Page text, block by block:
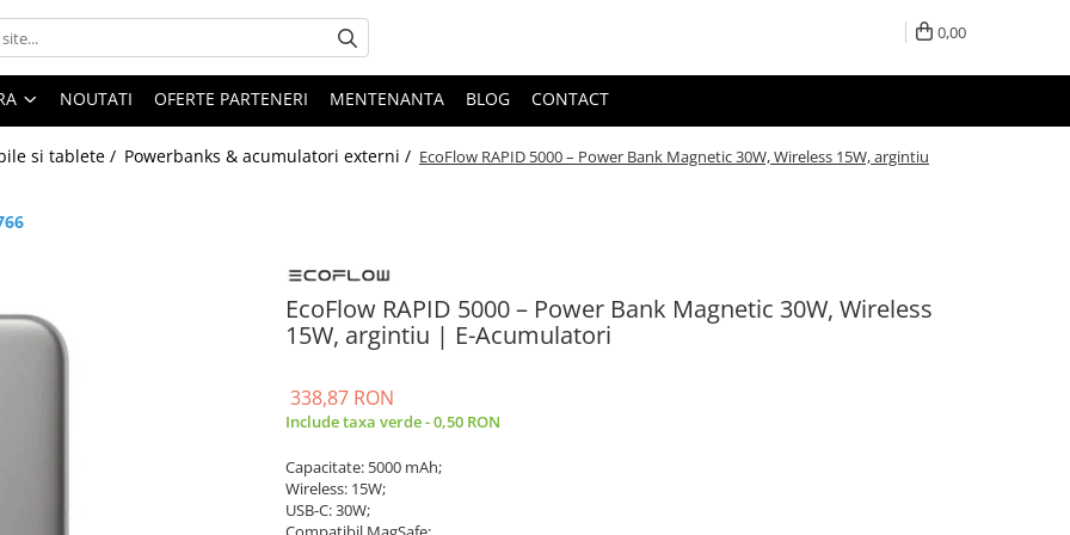
0,00
NOUTATI OFERTE PARTENERI MENTENANTA BLOG CONTACT
si tablete / Powerbanks & acumulatori externi / EcoFlow RAPID 5000 – Power Bank Magnetic 30W, Wireless 15W, argintiu
EcoFlow RAPID 5000 – Power Bank Magnetic 30W, Wireless
15W, argintiu | E-Acumulatori
338,87 RON
Include taxa verde - 0,50 RON
Capacitate: 5000 mAh;
Wireless: 15W;
USB-C: 30W;